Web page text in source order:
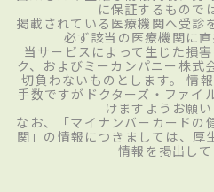
に保証するもので
掲載されている医療機関へ受診
必ず該当の医療機関に直
当サービスによって生じた損
ク、およびミーカンパニー株式
切負わないものとします。 情
手数ですがドクターズ・ファイ
けますようお願い
なお、「マイナンバーカードの
関」の情報につきましては、厚
情報を掲出して